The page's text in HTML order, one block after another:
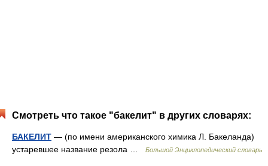
Смотреть что такое "бакелит" в других словарях:
БАКЕЛИТ — (по имени американского химика Л. Бакеланда)
устаревшее название резола …
Большой Энциклопедический словарь